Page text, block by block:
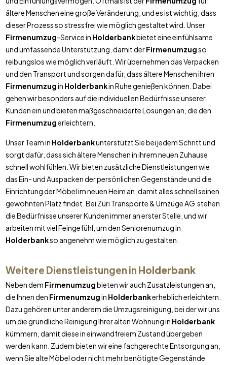
ältere Menschen eine große Veränderung, und es ist wichtig, dass
dieser Prozess so stressfrei wie möglich gestaltet wird. Unser
Firmenumzug-Service in Holderbankbietet eine einfühlsame
und umfassende Unterstützung, damit derFirmenumzugso
reibungslos wie möglich verläuft. Wir übernehmen das Verpacken
und den Transport und sorgen dafür, dass ältere Menschen ihren
Firmenumzugin Holderbankin Ruhe genießen können. Dabei
gehen wir besonders auf die individuellen Bedürfnisse unserer
Kunden ein und bieten maßgeschneiderte Lösungen an, die den
Firmenumzugerleichtern.
Unser Team in Holderbankunterstützt Sie bei jedem Schritt und
sorgt dafür, dass sich ältere Menschen in ihrem neuen Zuhause
schnell wohlfühlen. Wir bieten zusätzliche Dienstleistungen wie
das Ein- und Auspacken der persönlichen Gegenstände und die
Einrichtung der Möbel im neuen Heim an, damit alles schnell seinen
gewohnten Platz findet. Bei Züri Transporte & Umzüge AG stehen
die Bedürfnisse unserer Kunden immer an erster Stelle, und wir
arbeiten mit viel Feingefühl, um den Seniorenumzug in
Holderbankso angenehm wie möglich zu gestalten.
Weitere Dienstleistungen in Holderbank
Neben dem Firmenumzugbieten wir auch Zusatzleistungen an,
die Ihnen den Firmenumzugin Holderbankerheblich erleichtern.
Dazu gehören unter anderem die Umzugsreinigung, bei der wir uns
um die gründliche Reinigung Ihrer alten Wohnung in Holderbank
kümmern, damit diese in einwandfreiem Zustand übergeben
werden kann. Zudem bieten wir eine fachgerechte Entsorgung an,
wenn Sie alte Möbel oder nicht mehr benötigte Gegenstände